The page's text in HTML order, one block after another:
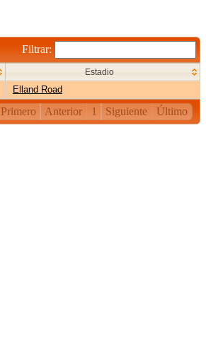
Filtrar:
Estadio
Elland Road
Primero Anterior 1 Siguiente Último